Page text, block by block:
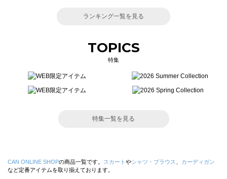
ランキング一覧を見る
TOPICS
特集
特集一覧を見る
CAN ONLINE SHOPの商品一覧です。 スカート やシャツ・ブラウス
カーディガン
など定番アイテムを取り揃えております。